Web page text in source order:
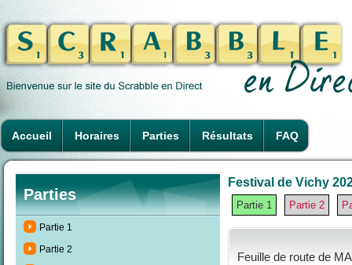
Accueil Horaires Parties Résultats FAQ
Parties
Partie 1
Partie 2
Festival de Vichy
Partie 1 Partie 2
Feuille de route de